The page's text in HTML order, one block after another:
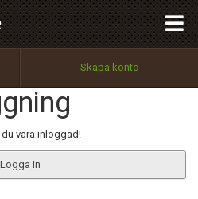
Skapa konto
vara inloggad!
Logga in
OK
Tillbaka till förstasidan